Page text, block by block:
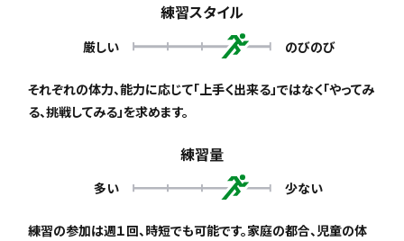
練習スタイル
厳しい のびのび
それぞれの体力、能力に応じて「上手く出来る」ではなく「やってみ
る、挑戦してみる」を求めます。
練習量
多い 少ない
練習の参加は週１回、時短でも可能です。家庭の都合、児童の体